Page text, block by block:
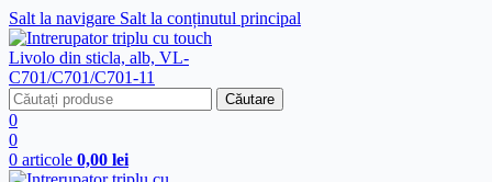
Salt la navigare Salt la conținutul principal
Căutare
0
0
0 articole 0,00 lei